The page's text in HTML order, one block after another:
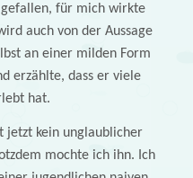
für mich wirkte
auch von der Aussage
an einer milden Form
erzählte, dass er viele
hat.
jetzt kein unglaublicher
mochte ich ihn. Ich